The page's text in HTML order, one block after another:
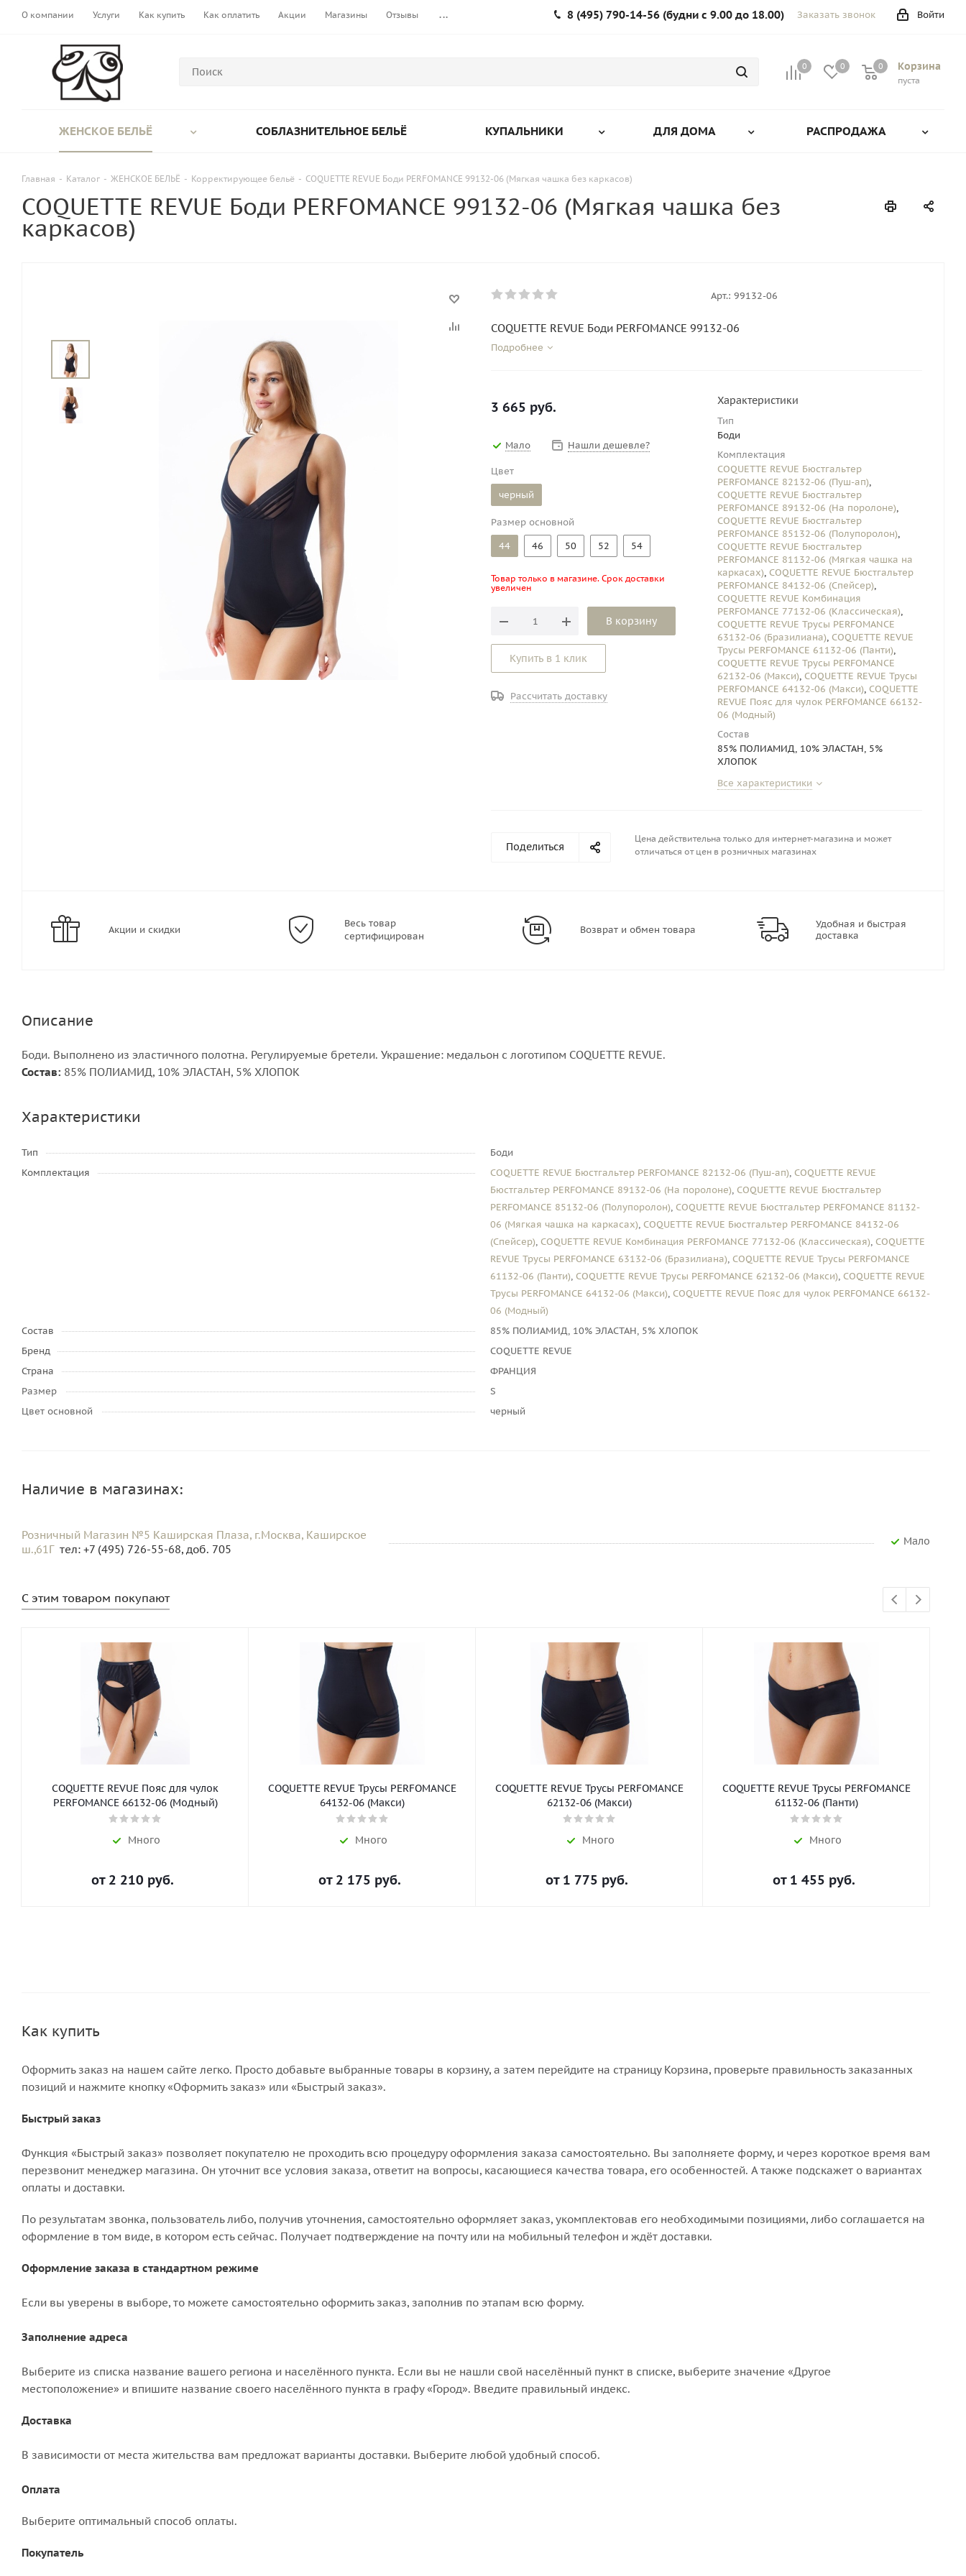
О компании Услуги Как купить Как оплатить Акции Магазины Отзывы ... Войти
8 (495) 790-14-56 (будни с 9.00 до 18.00) Заказать звонок
0 0 Корзина
0
пуста
0
ЖЕНСКОЕ БЕЛЬЁ СОБЛАЗНИТЕЛЬНОЕ БЕЛЬЁ КУПАЛЬНИКИ ДЛЯ ДОМА РАСПРОДАЖА
Главная - Каталог - ЖЕНСКОЕ БЕЛЬЁ - Корректирующее бельё - COQUETTE REVUE Боди PERFOMANCE 99132-06 (Мягкая чашка без каркасов)
COQUETTE REVUE Боди PERFOMANCE 99132-06 (Мягкая чашка без
каркасов)
Арт.: 99132-06
COQUETTE REVUE Боди PERFOMANCE 99132-06
Подробнее
3 665 руб.
Мало Нашли дешевле?
Цвет
черный
Размер основной
44
46 50 52 54
Товар только в магазине. Срок доставки
увеличен
В корзину
Купить в 1 клик
Рассчитать доставку
Характеристики
Тип
Боди
Комплектация
COQUETTE REVUE Бюстгальтер
PERFOMANCE 82132-06 (Пуш-ап),
COQUETTE REVUE Бюстгальтер
PERFOMANCE 89132-06 (На поролоне),
COQUETTE REVUE Бюстгальтер
PERFOMANCE 85132-06 (Полупоролон),
COQUETTE REVUE Бюстгальтер
PERFOMANCE 81132-06 (Мягкая чашка на
каркасах), COQUETTE REVUE Бюстгальтер
PERFOMANCE 84132-06 (Спейсер),
COQUETTE REVUE Комбинация
PERFOMANCE 77132-06 (Классическая),
COQUETTE REVUE Трусы PERFOMANCE
63132-06 (Бразилиана), COQUETTE REVUE
Трусы PERFOMANCE 61132-06 (Панти),
COQUETTE REVUE Трусы PERFOMANCE
62132-06 (Макси), COQUETTE REVUE Трусы
PERFOMANCE 64132-06 (Макси), COQUETTE
REVUE Пояс для чулок PERFOMANCE 66132-
06 (Модный)
Состав
85% ПОЛИАМИД, 10% ЭЛАСТАН, 5%
ХЛОПОК
Все характеристики
Поделиться
Цена действительна только для интернет-магазина и может
отличаться от цен в розничных магазинах
Акции и скидки
Весь товар
сертифицирован
Возврат и обмен товара
Удобная и быстрая
доставка
Описание
Боди. Выполнено из эластичного полотна. Регулируемые бретели. Украшение: медальон с логотипом COQUETTE REVUE.
Состав: 85% ПОЛИАМИД, 10% ЭЛАСТАН, 5% ХЛОПОК
Характеристики
Тип
Боди
Комплектация
COQUETTE REVUE Бюстгальтер PERFOMANCE 82132-06 (Пуш-ап), COQUETTE REVUE
Бюстгальтер PERFOMANCE 89132-06 (На поролоне), COQUETTE REVUE Бюстгальтер
PERFOMANCE 85132-06 (Полупоролон), COQUETTE REVUE Бюстгальтер PERFOMANCE 81132-
06 (Мягкая чашка на каркасах), COQUETTE REVUE Бюстгальтер PERFOMANCE 84132-06
(Спейсер), COQUETTE REVUE Комбинация PERFOMANCE 77132-06 (Классическая), COQUETTE
REVUE Трусы PERFOMANCE 63132-06 (Бразилиана), COQUETTE REVUE Трусы PERFOMANCE
61132-06 (Панти), COQUETTE REVUE Трусы PERFOMANCE 62132-06 (Макси), COQUETTE REVUE
Трусы PERFOMANCE 64132-06 (Макси), COQUETTE REVUE Пояс для чулок PERFOMANCE 66132-
06 (Модный)
Состав
85% ПОЛИАМИД, 10% ЭЛАСТАН, 5% ХЛОПОК
Бренд
COQUETTE REVUE
Страна
ФРАНЦИЯ
Размер
S
Цвет основной
черный
Наличие в магазинах:
Розничный Магазин №5 Каширская Плаза, г.Москва, Каширское
ш.,61Г тел: +7 (495) 726-55-68, доб. 705
Мало
С этим товаром покупают
COQUETTE REVUE Пояс для чулок
PERFOMANCE 66132-06 (Модный)
Много
от 2 210 руб.
COQUETTE REVUE Трусы PERFOMANCE
64132-06 (Макси)
Много
от 2 175 руб.
COQUETTE REVUE Трусы PERFOMANCE
62132-06 (Макси)
Много
от 1 775 руб.
COQUETTE REVUE Трусы PERFOMANCE
61132-06 (Панти)
Много
от 1 455 руб.
Как купить
Оформить заказ на нашем сайте легко. Просто добавьте выбранные товары в корзину, а затем перейдите на страницу Корзина, проверьте правильность заказанных
позиций и нажмите кнопку «Оформить заказ» или «Быстрый заказ».
Быстрый заказ
Функция «Быстрый заказ» позволяет покупателю не проходить всю процедуру оформления заказа самостоятельно. Вы заполняете форму, и через короткое время вам
перезвонит менеджер магазина. Он уточнит все условия заказа, ответит на вопросы, касающиеся качества товара, его особенностей. А также подскажет о вариантах
оплаты и доставки.
По результатам звонка, пользователь либо, получив уточнения, самостоятельно оформляет заказ, укомплектовав его необходимыми позициями, либо соглашается на
оформление в том виде, в котором есть сейчас. Получает подтверждение на почту или на мобильный телефон и ждёт доставки.
Оформление заказа в стандартном режиме
Если вы уверены в выборе, то можете самостоятельно оформить заказ, заполнив по этапам всю форму.
Заполнение адреса
Выберите из списка название вашего региона и населённого пункта. Если вы не нашли свой населённый пункт в списке, выберите значение «Другое
местоположение» и впишите название своего населённого пункта в графу «Город». Введите правильный индекс.
Доставка
В зависимости от места жительства вам предложат варианты доставки. Выберите любой удобный способ.
Оплата
Выберите оптимальный способ оплаты.
Покупатель